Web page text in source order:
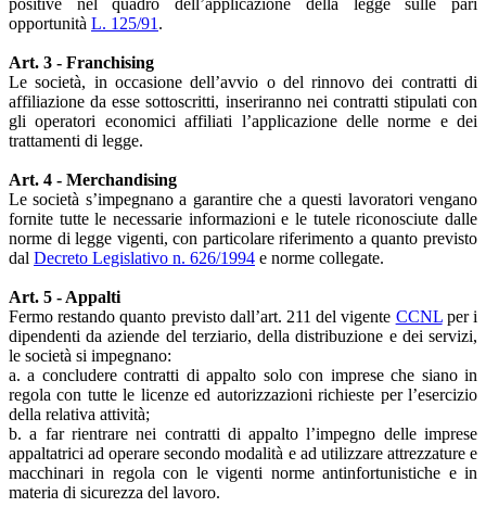
opportunità L. 125/91 .
Art. 3 - Franchising
Le società, in occasione dell’avvio o del rinnovo dei contratti di
affiliazione da esse sottoscritti, inseriranno nei contratti stipulati con
gli operatori economici affiliati l’applicazione delle norme e dei
trattamenti di legge.
Art. 4 - Merchandising
Le società s’impegnano a garantire che a questi lavoratori vengano
fornite tutte le necessarie informazioni e le tutele riconosciute dalle
norme di legge vigenti, con particolare riferimento a quanto previsto
dal Decreto Legislativo n. 626/1994 e norme collegate.
Art. 5 - Appalti
Fermo restando quanto previsto dall’art. 211 del vigente CCNLper i
dipendenti da aziende del terziario, della distribuzione e dei servizi,
le società si impegnano:
a. a concludere contratti di appalto solo con imprese che siano in
regola con tutte le licenze ed autorizzazioni richieste per l’esercizio
della relativa attività;
b. a far rientrare nei contratti di appalto l’impegno delle imprese
appaltatrici ad operare secondo modalità e ad utilizzare attrezzature e
macchinari in regola con le vigenti norme antinfortunistiche e in
materia di sicurezza del lavoro.